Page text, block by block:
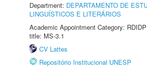
Department: DEPARTAMENTO DE
LINGUÍSTICOS E LITERÁRIOS
Academic Appointment Category:
title: MS-3.1
CV Lattes
Repositório Institucional UNESP